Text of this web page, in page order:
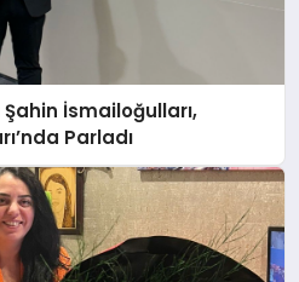
İsmailoğulları,
Parladı ￼